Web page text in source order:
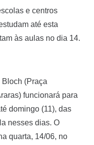
e centros
até esta
às aulas no dia 14.
(Praça
funcionará para
domingo (11), das
nesses dias. O
quarta, 14/06, no